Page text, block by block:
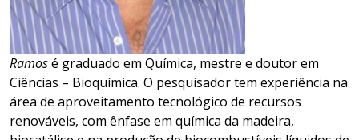
Ramosé graduado em Química, mestre e doutor em
Ciências – Bioquímica. O pesquisador tem experiência na
área de aproveitamento tecnológico de recursos
renováveis, com ênfase em química da madeira,